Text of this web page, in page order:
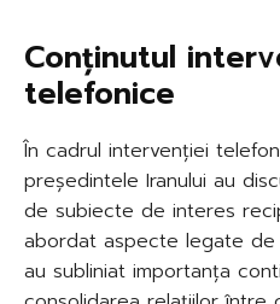
Conținutul
telefonice
În cadrul intervenției
președintele Iranului au
de subiecte de interes
abordat aspecte legate de
au subliniat importanța